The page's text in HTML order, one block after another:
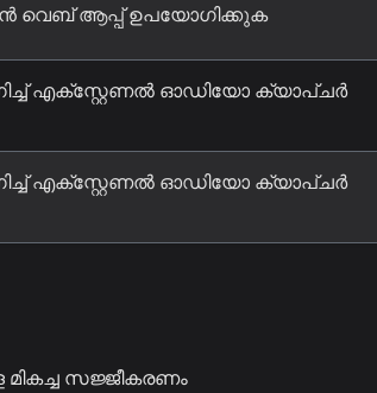
വെബ് ആപ്പ് ഉപയോഗിക്കുക
എക്സ്റ്റേണൽ ഓഡിയോ ക്യാപ്ചർ
എക്സ്റ്റേണൽ ഓഡിയോ ക്യാപ്ചർ
സജ്ജീകരണം